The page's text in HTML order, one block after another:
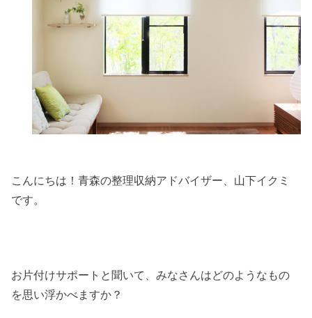
こんにちは！青森の整理収納アドバイザー、山下イクミ
です。
お片付けサポートと聞いて、みなさんはどのようなもの
を思い浮かべますか？